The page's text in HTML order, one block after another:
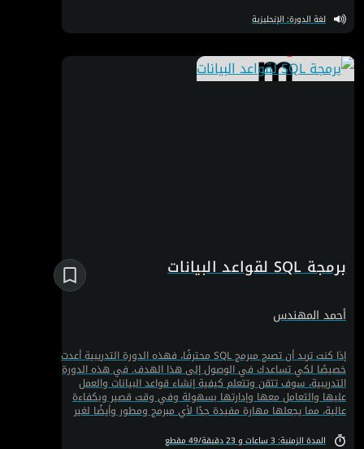
لغة الدورة: الإنجليزية
برمجة SQL لقواعد البيانات
أحمد المهندس
إذا كنت تريد أن تصبح مبرمج SQL محترفًا، فهذه الدورة التدريبية أعدت
خصيصًا لكي تساعدك في الوصول إلى هذا الهدف. في هذه الدورة
التدريبية، سوف تتقن وتتعلم كيفية إنشاء قواعد البيانات والعمل
عليها والتعامل معها وإدارتها بسهولة وفي وقت قصير وبكفاءة
عالية، مما يجعلها مهارة مفيدة جدًا لأي مبرمج ومطور وأيضًا لغير
يصبح مطورًا محترفًا أو مهندسًا أو عالم بيانات.
المدة الزمنية: 3 ساعات و 23 دقيقة/49 مقطع